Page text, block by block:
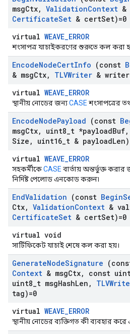
msgCtx, ValidationContext
CertificateSet & certSet)=0
virtual WEAVE_ERROR
শংসাপত্র যাচাইকরণের শুরুতে কল করা
EncodeNodeCertInfo (const
& msgCtx, TLVWriter &
virtual WEAVE_ERROR
স্থানীয় নোডের জন্যCASE শংসাপত্রের
EncodeNodePayload (const
msgCtx, uint8 t *payloadBuf,
Size , uint16 t & payloadLen)
virtual WEAVE_ERROR
সহকর্মীকেCASE বার্তায় অন্তর্ভুক্ত
নির্দিষ্ট পেলোড এনকোড করুন৷
EndValidation (const Begin
Ctx, ValidationContext &
CertificateSet & certSet)=0
virtual void
সার্টিফিকেট যাচাই শেষে কল করা হয়।
GenerateNodeSignature
Context & msgCtx, const
uint8 t msgHashLen ,
tag)=0
virtual WEAVE_ERROR
স্থানীয় নোডের ব্যক্তিগত কী ব্যবহার করে